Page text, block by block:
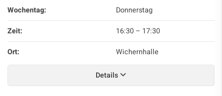
Wochentag:
Donnerstag
Zeit:
16:30 – 17:30
Ort:
Wichernhalle
Details